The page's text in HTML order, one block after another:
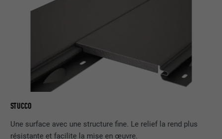
STUCCO
Une surface avec une structure fine. Le relief la rend plus
résistante et facilite la mise en œuvre.